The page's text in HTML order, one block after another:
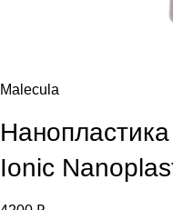
Malecula
Ionic